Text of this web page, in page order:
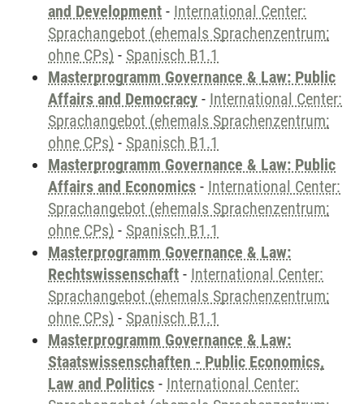
and Development - International Center:
Sprachangebot (ehemals Sprachenzentrum;
ohne CPs) - Spanisch B1.1
Masterprogramm Governance & Law: Public
Affairs and Democracy - International Center:
Sprachangebot (ehemals Sprachenzentrum;
ohne CPs) - Spanisch B1.1
Masterprogramm Governance & Law: Public
Affairs and Economics - International Center:
Sprachangebot (ehemals Sprachenzentrum;
ohne CPs) - Spanisch B1.1
Masterprogramm Governance & Law:
Rechtswissenschaft - International Center:
Sprachangebot (ehemals Sprachenzentrum;
ohne CPs) - Spanisch B1.1
Masterprogramm Governance & Law:
Staatswissenschaften - Public Economics,
Law and Politics - International Center: